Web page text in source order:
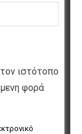
ιστότοπο
φορά